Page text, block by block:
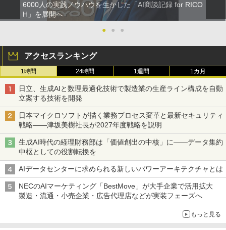
6000人の実践ノウハウを生かした「AI商談記録 for RICO
H」を展開へ
●
● ●
アクセスランキング
1時間 24時間 1週間 1カ月
日立、生成AIと数理最適化技術で製造業の生産ライン構成を自動
立案する技術を開発
日本マイクロソフトが描く業務プロセス変革と最新セキュリティ
戦略――津坂美樹社長が2027年度戦略を説明
生成AI時代の経理財務部は「価値創出の中核」に――データ集約
中枢としての役割転換を
AIデータセンターに求められる新しいパワーアーキテクチャとは
NECのAIマーケティング「BestMove」が大手企業で活用拡大
製造・流通・小売企業・広告代理店などが実装フェーズへ
もっと見る